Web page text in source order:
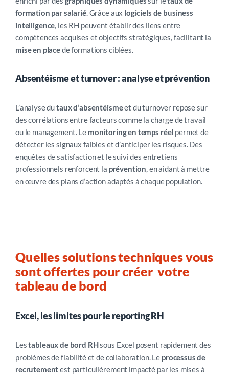
formation par salarié. Grâce aux logiciels de business
intelligence, les RH peuvent établir des liens entre
compétences acquises et objectifs stratégiques, facilitant la
mise en placede formations ciblées.
Absentéisme et turnover : analyse et prévention
L’analyse dutaux d’absentéismeet du turnover repose sur
des corrélations entre facteurs comme la charge de travail
ou le management. Le monitoring en temps réel permet de
détecter les signaux faibles et d’anticiper les risques. Des
enquêtes de satisfaction et le suivi des entretiens
professionnels renforcent la prévention, en aidant à mettre
en œuvre des plans d’action adaptés à chaque population.
Quelles solutions techniques vous
sont offertes pour créer votre
tableau de bord
Excel, les limites pour le reporting RH
Lestableaux de bord RHsous Excel posent rapidement des
problèmes de fiabilité et de collaboration. Le processus de
recrutementest particulièrement impacté par les mises à